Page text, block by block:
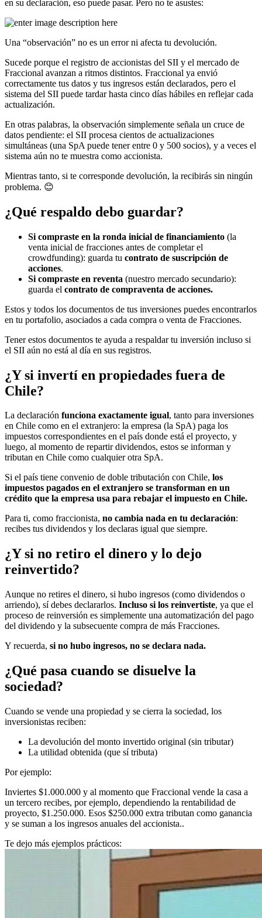
en su declaración, eso puede pasar. Pero no te asustes:
Una “observación” no es un error ni afecta tu devolución.
Sucede porque el registro de accionistas del SII y el mercado de
Fraccional avanzan a ritmos distintos. Fraccional ya envió
correctamente tus datos y tus ingresos están declarados, pero el
sistema del SII puede tardar hasta cinco días hábiles en reflejar cada
actualización.
En otras palabras, la observación simplemente señala un cruce de
datos pendiente: el SII procesa cientos de actualizaciones
simultáneas (una SpA puede tener entre 0 y 500 socios), y a veces el
sistema aún no te muestra como accionista.
Mientras tanto, si te corresponde devolución, la recibirás sin ningún
problema. 😊
¿Qué respaldo debo guardar?
Si compraste en la ronda inicial de financiamiento (la
venta inicial de fracciones antes de completar el
crowdfunding): guarda tu contrato de suscripción de
acciones.
Si compraste en reventa (nuestro mercado secundario):
guarda el contrato de compraventa de acciones.
Estos y todos los documentos de tus inversiones puedes encontrarlos
en tu portafolio, asociados a cada compra o venta de Fracciones.
Tener estos documentos te ayuda a respaldar tu inversión incluso si
el SII aún no está al día en sus registros.
¿Y si invertí en propiedades fuera de
Chile?
La declaración funciona exactamente igual, tanto para inversiones
en Chile como en el extranjero: la empresa (la SpA) paga los
impuestos correspondientes en el país donde está el proyecto, y
luego, al momento de repartir dividendos, estos se informan y
tributan en Chile como cualquier otra SpA.
Si el país tiene convenio de doble tributación con Chile, los
impuestos pagados en el extranjero se transforman en un
crédito que la empresa usa para rebajar el impuesto en Chile.
Para ti, como fraccionista, no cambia nada en tu declaración:
recibes tus dividendos y los declaras igual que siempre.
¿Y si no retiro el dinero y lo dejo
reinvertido?
Aunque no retires el dinero, si hubo ingresos (como dividendos o
arriendo), sí debes declararlos. Incluso si los reinvertiste, ya que el
proceso de reinversión es simplemente una automatización del pago
del dividendo y la subsecuente compra de más Fracciones.
Y recuerda, si no hubo ingresos, no se declara nada.
¿Qué pasa cuando se disuelve la
sociedad?
Cuando se vende una propiedad y se cierra la sociedad, los
inversionistas reciben:
La devolución del monto invertido original (sin tributar)
La utilidad obtenida (que sí tributa)
Por ejemplo:
Inviertes $1.000.000 y al momento que Fraccional vende la casa a
un tercero recibes, por ejemplo, dependiendo la rentabilidad de
proyecto, $1.250.000. Esos $250.000 extra tributan como ganancia
y se suman a los ingresos anuales del accionista..
Te dejo más ejemplos prácticos: